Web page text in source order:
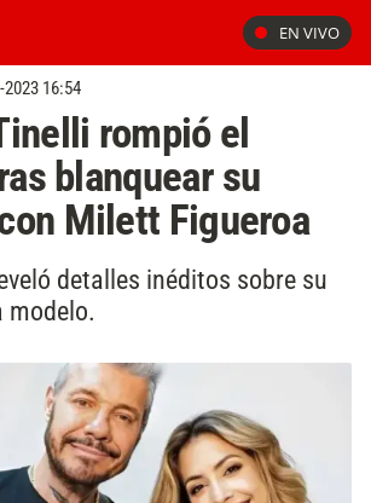
EN VIVO
2023 16:54
rompió el
blanquear su
Milett Figueroa
detalles inéditos sobre su
modelo.